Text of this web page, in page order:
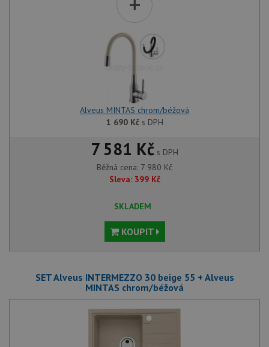
Alveus MINTAS chrom/béžová
1 690 Kčs DPH
7 581 Kč s DPH
Běžná cena: 7 980 Kč
Sleva: 399 Kč
SKLADEM
KOUPIT
SET Alveus INTERMEZZO 30 beige 55 + Alveus
MINTAS chrom/béžová